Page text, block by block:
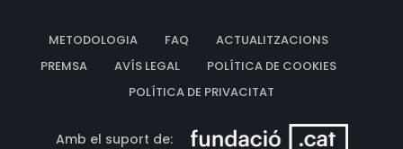
METODOLOGIA FAQ
ACTUALITZACIONS
PREMSA
AVÍS LEGAL
POLÍTICA DE COOKIES
POLÍTICA DE PRIVACITAT
Amb el suport de: